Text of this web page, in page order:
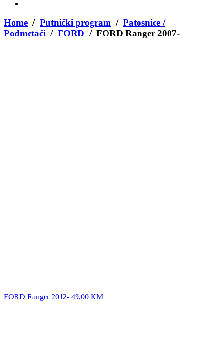
Home / Putnički program / Patosnice /
Podmetači / FORD / FORD Ranger 2007-
FORD Ranger 2012- 49,00 KM